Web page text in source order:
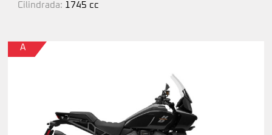
Cilindrada: 1745 cc
A